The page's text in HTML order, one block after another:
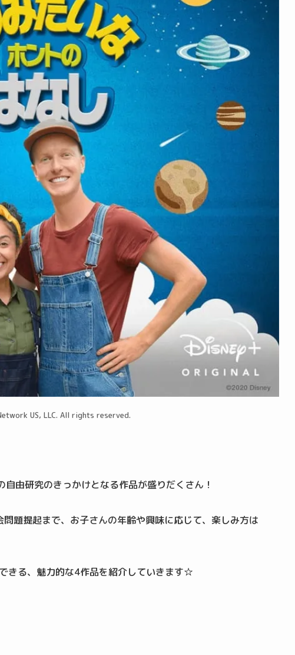
US, LLC. All rights reserved.
由研究のきっかけとなる作品が盛りだくさん！
題提起まで、お子さんの年齢や興味に応じて、楽しみ方は
きる、魅力的な4作品を紹介していきます☆